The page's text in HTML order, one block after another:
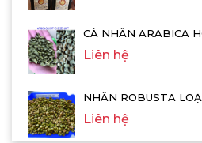
CÀ NHÂN ARABICA
Liên hệ
NHÂN ROBUSTA
Liên hệ